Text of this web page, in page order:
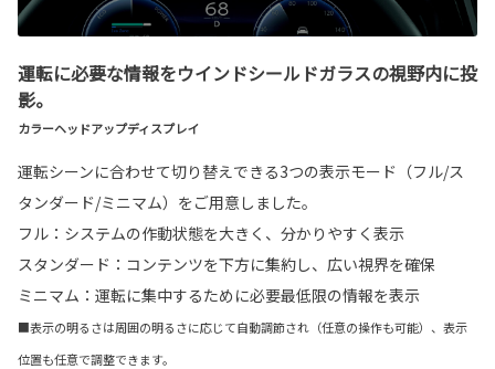
運転に必要な情報をウインドシールドガラスの視野内に投
影。
カラーヘッドアップディスプレイ
運転シーンに合わせて切り替えできる3つの表示モード（フル/ス
タンダード/ミニマム）をご用意しました。
フル：システムの作動状態を大きく、分かりやすく表示
スタンダード：コンテンツを下方に集約し、広い視界を確保
ミニマム：運転に集中するために必要最低限の情報を表示
■表示の明るさは周囲の明るさに応じて自動調節され（任意の操作も可能）、表示
位置も任意で調整できます。